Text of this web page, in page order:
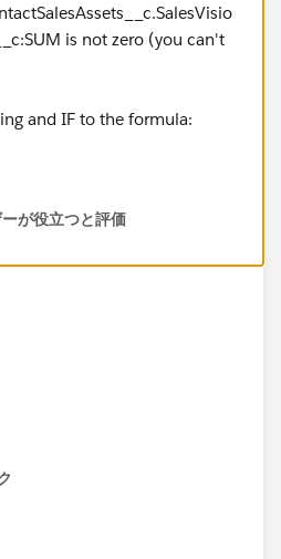
is not zero (you can't
and IF to the formula:
が役立つと評価